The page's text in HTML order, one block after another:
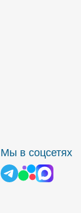
Мы в соцсетях